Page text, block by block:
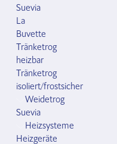
Suevia
La
Buvette
Tränketrog
heizbar
Tränketrog
isoliert/frostsicher
Weidetrog
Suevia
Heizsysteme
Heizgeräte
126504.000
CHF 74.55